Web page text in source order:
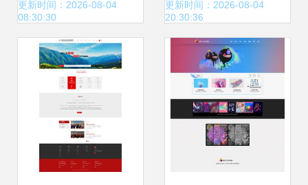
融合的家居购物体
验
更新时间：2026-08-04
08:30:30
网络工程的融合之
道
更新时间：2026-08-04
20:30:36